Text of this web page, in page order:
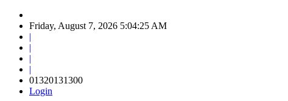
Friday, August 7, 2026 5:04:26 AM
|
|
|
|
01320131300
Login